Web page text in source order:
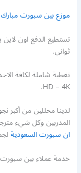
موزع بين سبورت مبارك
تستطيع الدفع اون
ثواني.
HD – 4K.
لدينا محللين من أكبر
المدربين وكل شيء
ان سبورت السعودية
خدمة عملاء بين سبورت 24